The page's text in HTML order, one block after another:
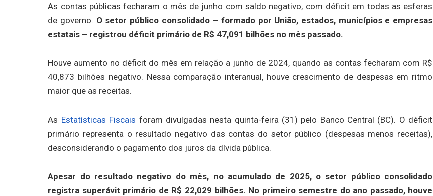
As contas públicas fecharam o mês de junho com saldo negativo, com déficit em todas as esferas
de governo. O setor público consolidado – formado por União, estados, municípios e empresas
estatais – registrou déficit primário de R$ 47,091 bilhões no mês passado.
Houve aumento no déficit do mês em relação a junho de 2024, quando as contas fecharam com R$
40,873 bilhões negativo. Nessa comparação interanual, houve crescimento de despesas em ritmo
maior que as receitas.
As Estatísticas Fiscais foram divulgadas nesta quinta-feira (31) pelo Banco Central (BC). O déficit
primário representa o resultado negativo das contas do setor público (despesas menos receitas),
desconsiderando o pagamento dos juros da dívida pública.
Apesar do resultado negativo do mês, no acumulado de 2025, o setor público consolidado
registra superávit primário de R$ 22,029 bilhões. No primeiro semestre do ano passado, houve